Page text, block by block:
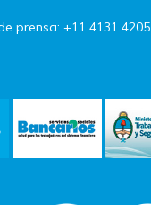
prensa: +11 4131 4205